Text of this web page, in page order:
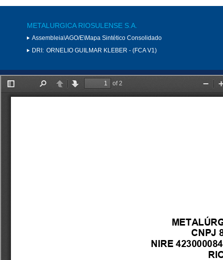
METALURGICA RIOSULENSE S.A.
Assembleia\AGO/E\Mapa Sintético Consolidado
DRI: ORNELIO GUILMAR KLEBER - (FCA V1)